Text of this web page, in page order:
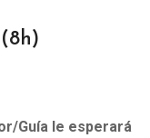
(8h)
Guía le esperará